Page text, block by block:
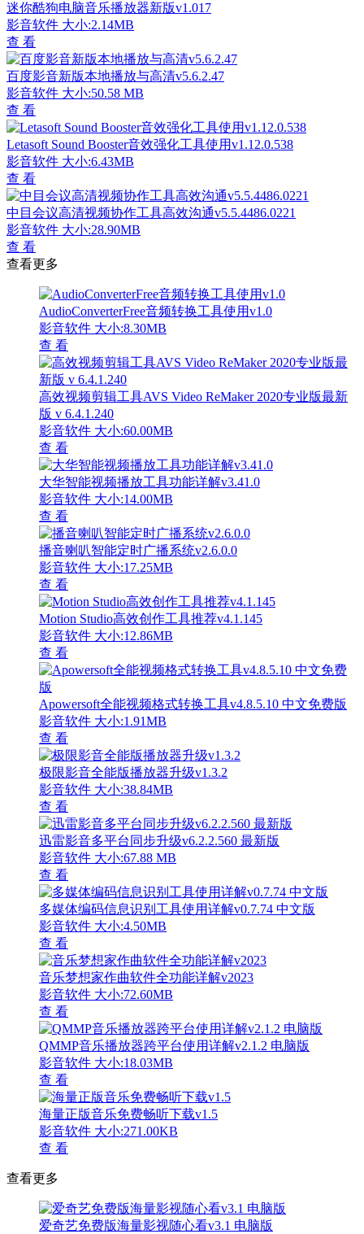
迷你酷狗电脑音乐播放器新版v1.017
影音软件 大小:2.14MB
查 看
百度影音新版本地播放与高清v5.6.2.47
影音软件 大小:50.58 MB
查 看
Letasoft Sound Booster音效强化工具使用v1.12.0.538
影音软件 大小:6.43MB
查 看
中目会议高清视频协作工具高效沟通v5.5.4486.0221
影音软件 大小:28.90MB
查 看
查看更多
AudioConverterFree音频转换工具使用v1.0
影音软件 大小:8.30MB
查 看
高效视频剪辑工具AVS Video ReMaker 2020专业版最新
版 v 6.4.1.240
影音软件 大小:60.00MB
查 看
大华智能视频播放工具功能详解v3.41.0
影音软件 大小:14.00MB
查 看
播音喇叭智能定时广播系统v2.6.0.0
影音软件 大小:17.25MB
查 看
Motion Studio高效创作工具推荐v4.1.145
影音软件 大小:12.86MB
查 看
Apowersoft全能视频格式转换工具v4.8.5.10 中文免费版
影音软件 大小:1.91MB
查 看
极限影音全能版播放器升级v1.3.2
影音软件 大小:38.84MB
查 看
迅雷影音多平台同步升级v6.2.2.560 最新版
影音软件 大小:67.88 MB
查 看
多媒体编码信息识别工具使用详解v0.7.74 中文版
影音软件 大小:4.50MB
查 看
音乐梦想家作曲软件全功能详解v2023
影音软件 大小:72.60MB
查 看
QMMP音乐播放器跨平台使用详解v2.1.2 电脑版
影音软件 大小:18.03MB
查 看
海量正版音乐免费畅听下载v1.5
影音软件 大小:271.00KB
查 看
查看更多
爱奇艺免费版海量影视随心看v3.1 电脑版